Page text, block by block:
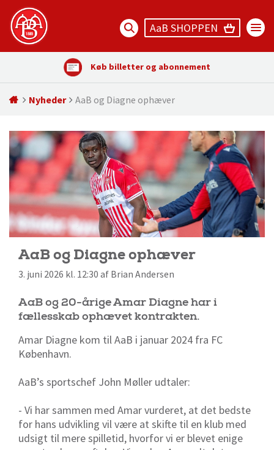
AaB SHOPPEN
Køb billetter og abonnement
Nyheder AaB og Diagne ophæver
AaB og Diagne ophæver
3. juni 2026 kl. 12:30 af Brian Andersen
AaB og 20-årige Amar Diagne har i
fællesskab ophævet kontrakten.
Amar Diagne kom til AaB i januar 2024 fra FC
København.
AaB’s sportschef John Møller udtaler:
- Vi har sammen med Amar vurderet, at det bedste
for hans udvikling vil være at skifte til en klub med
udsigt til mere spilletid, hvorfor vi er blevet enige